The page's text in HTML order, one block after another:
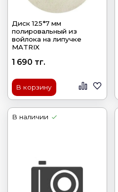
Диск 125*7 мм
полировальный из
войлока на липучке
MATRIX
1 690 тг.
В корзину
В наличии